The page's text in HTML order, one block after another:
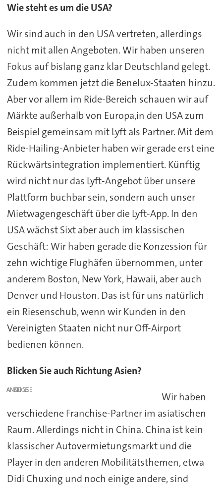
Wie steht es um die USA?
Wir sind auch in den USA vertreten, allerdings
nicht mit allen Angeboten. Wir haben unseren
Fokus auf bislang ganz klar Deutschland gelegt.
Zudem kommen jetzt die Benelux-Staaten hinzu.
Aber vor allem im Ride-Bereich schauen wir auf
Märkte außerhalb von Europa,in den USA zum
Beispiel gemeinsam mit Lyft als Partner. Mit dem
Ride-Hailing-Anbieter haben wir gerade erst eine
Rückwärtsintegration implementiert. Künftig
wird nicht nur das Lyft-Angebot über unsere
Plattform buchbar sein, sondern auch unser
Mietwagengeschäft über die Lyft-App. In den
USA wächst Sixt aber auch im klassischen
Geschäft: Wir haben gerade die Konzession für
zehn wichtige Flughäfen übernommen, unter
anderem Boston, New York, Hawaii, aber auch
Denver und Houston. Das ist für uns natürlich
ein Riesenschub, wenn wir Kunden in den
Vereinigten Staaten nicht nur Off-Airport
bedienen können.
Blicken Sie auch Richtung Asien?
ANZEIGE
Wir haben
verschiedene Franchise-Partner im asiatischen
Raum. Allerdings nicht in China. China ist kein
klassischer Autovermietungsmarkt und die
Player in den anderen Mobilitätsthemen, etwa
Didi Chuxing und noch einige andere, sind